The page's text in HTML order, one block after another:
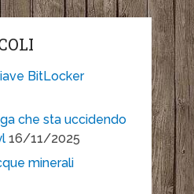
BitLocker
che sta uccidendo
16/11/2025
minerali